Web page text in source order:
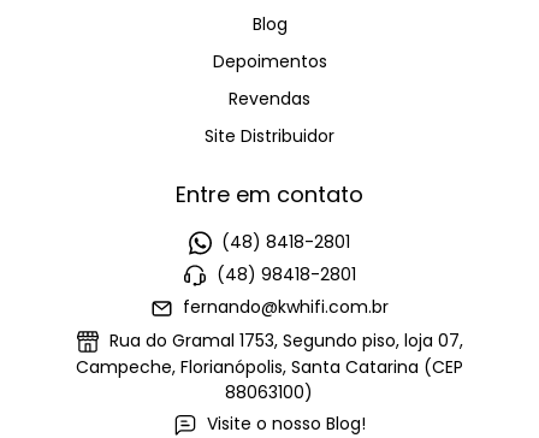
Blog
Depoimentos
Revendas
Site Distribuidor
Entre em contato
(48) 8418-2801
(48) 98418-2801
fernando@kwhifi.com.br
Rua do Gramal 1753, Segundo piso, loja 07,
Campeche, Florianópolis, Santa Catarina (CEP
88063100)
Visite o nosso Blog!